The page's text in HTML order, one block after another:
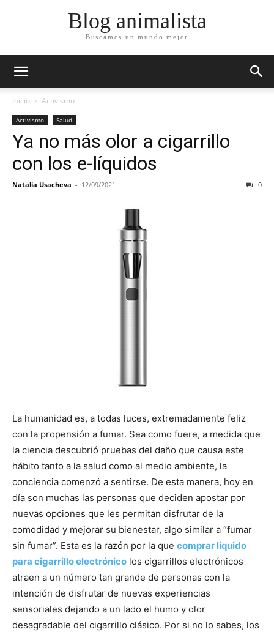
Blog animalista
Buscamos un mundo mejor
Inicio Activismo
Activismo Salud
Ya no más olor a cigarrillo
con los e-líquidos
Natalia Usacheva - 12/09/2021 0
La humanidad es, a todas luces, extremadamente feliz
con la propensión a fumar. Sea como fuere, a medida que
la ciencia descubrió pruebas del daño que causa este
hábito tanto a la salud como al medio ambiente, la
conciencia comenzó a sentirse. De esta manera, hoy en
día son muchas las personas que deciden apostar por
nuevas opciones que les permitan disfrutar de la
comodidad y mejorar su bienestar, algo similar a “fumar
sin fumar”. Esta es la razón por la que comprar liquido
para cigarrillo electrónico los cigarrillos electrónicos
atraen a un número tan grande de personas con la
intención de disfrutar de nuevas experiencias
sensoriales dejando a un lado el humo y olor
desagradable del cigarrillo clásico. Por si no lo sabes, los